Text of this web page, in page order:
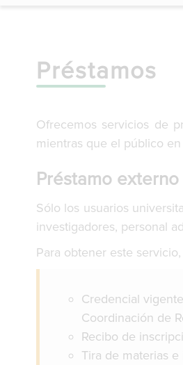
Préstamos
Ofrecemos servicios de
mientras que el público
Préstamo externo
Sólo los usuarios
investigadores, personal
Para obtener este
Credencial
Coordinación de
Recibo de
Tira de materias